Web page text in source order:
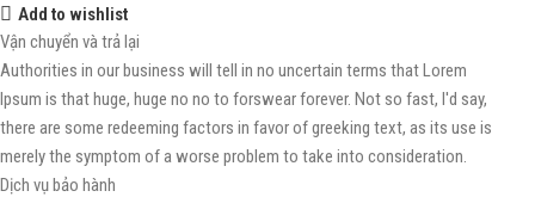
Add to wishlist
Vận chuyển và trả lại
Authorities in our business will tell in no uncertain terms that Lorem
Ipsum is that huge, huge no no to forswear forever. Not so fast, I'd say,
there are some redeeming factors in favor of greeking text, as its use is
merely the symptom of a worse problem to take into consideration.
Dịch vụ bảo hành